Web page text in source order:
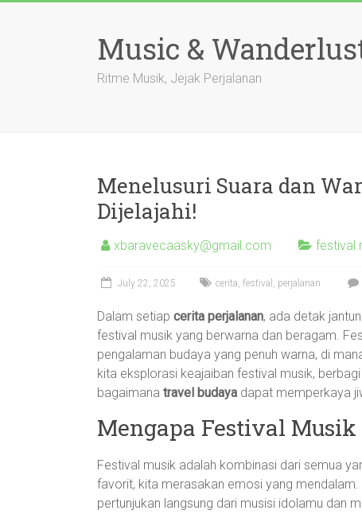
Music &
Ritme Musik, Jejak Perjalanan
Menelusuri Suara dan
Dijelajahi!
xbaravecaasky@gmail.com festival
July 22, 2025 cerita, festival , perjalanan
Dalam setiap cerita perjalanan, ada detak
festival musik yang berwarna dan beragam.
pengalaman budaya yang penuh warna, di
kita eksplorasi keajaiban festival musik,
bagaimana travel budaya dapat memperkaya
Mengapa Festival
Festival musik adalah kombinasi dari semua
favorit, kita merasakan emosi yang
pertunjukan langsung dari musisi idolamu dan